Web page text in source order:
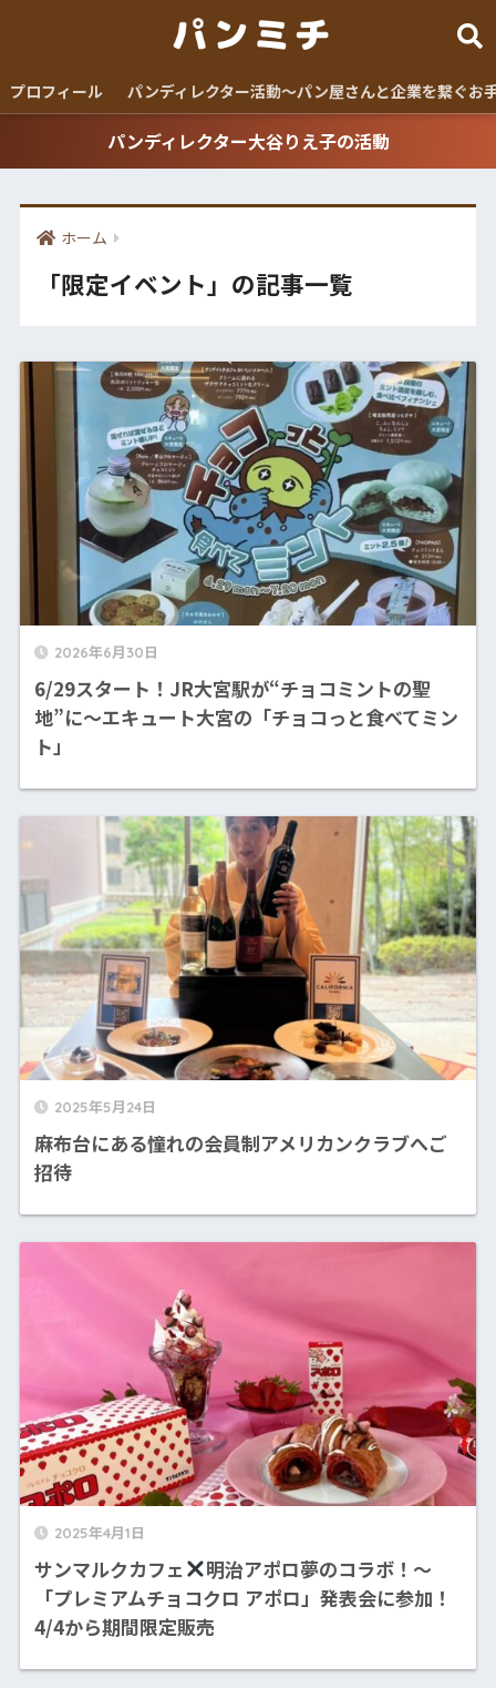
プロフィール パンディレクター活動〜パン屋さんと企業を繋ぐお
パンディレクター大谷りえ子の活動
ホーム
「限定イベント」の記事一覧
2026年6月30日
6/29スタート！JR大宮駅が“チョコミントの聖
地”に〜エキュート大宮の「チョコっと食べてミン
ト」
2025年5月24日
麻布台にある憧れの会員制アメリカンクラブへご
招待
2025年4月1日
サンマルクカフェ
明治アポロ夢のコラボ！〜
「プレミアムチョコクロ アポロ」発表会に参加！
4/4から期間限定販売